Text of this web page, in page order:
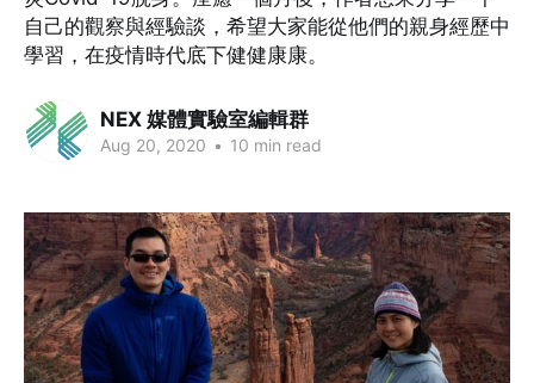
自己的觀察與經驗談，希望大家能從他們的親身經歷中
學習，在疫情時代底下健健康康。
NEX 媒體實驗室編輯群
Aug 20, 2020 • 10 min read